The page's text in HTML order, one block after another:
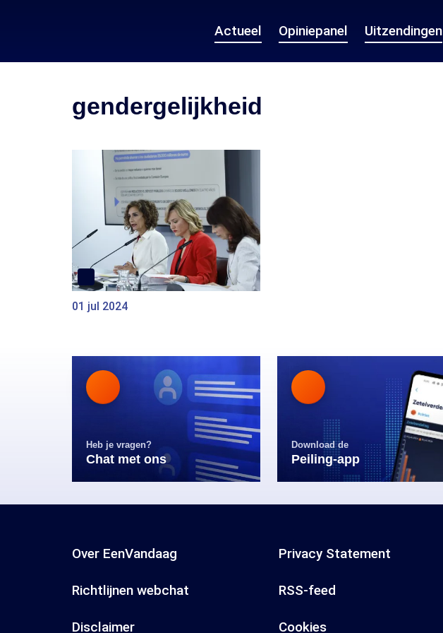
Actueel Opiniepanel Uitzendingen
gendergelijkheid
01 jul 2024
Heb je vragen?
Chat met ons
Download de
Peiling-app
Over EenVandaag Privacy Statement
Richtlijnen webchat RSS-feed
Disclaimer Cookies